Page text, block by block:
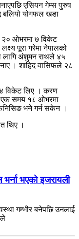
एसियन गेम्स पुरुष
योगफल खडा
२० ओभरमा ७ विकेट
पूरा गरेमा नेपालको
लागि अंशुमन राथले ४५
। शाहिद वासिफले २८
विकेट लिए । करण
एक समय १८ ओभरमा
भने गर्न सकेन ।
थिए ।
भर्ना भएको इजरायली
गम्भीर बनेपछि उनलाई